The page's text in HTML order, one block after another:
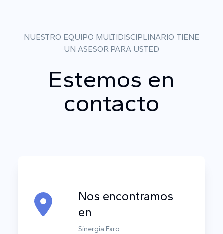
NUESTRO EQUIPO MULTIDISCIPLINARIO TIENE
UN ASESOR PARA USTED
Estemos en
contacto
Nos encontramos
en
Sinergia Faro.